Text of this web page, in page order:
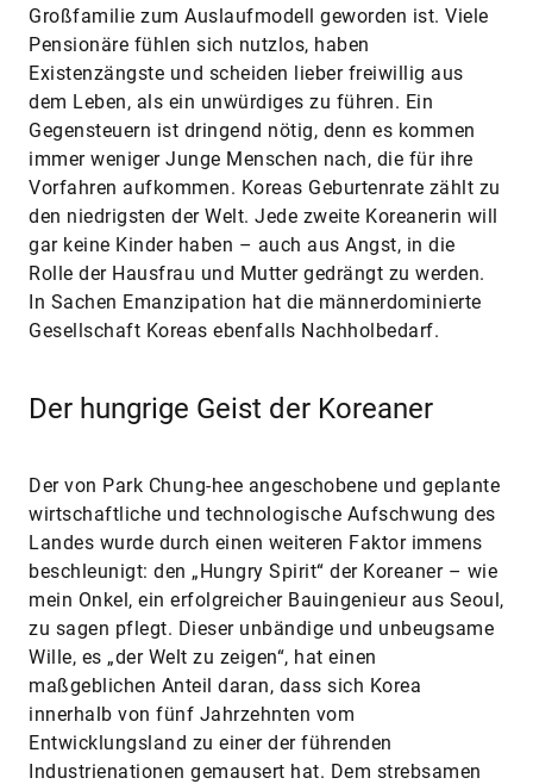
Großfamilie zum Auslaufmodell geworden ist. Viele
Pensionäre fühlen sich nutzlos, haben
Existenzängste und scheiden lieber freiwillig aus
dem Leben, als ein unwürdiges zu führen. Ein
Gegensteuern ist dringend nötig, denn es kommen
immer weniger Junge Menschen nach, die für ihre
Vorfahren aufkommen. Koreas Geburtenrate zählt zu
den niedrigsten der Welt. Jede zweite Koreanerin will
gar keine Kinder haben – auch aus Angst, in die
Rolle der Hausfrau und Mutter gedrängt zu werden.
In Sachen Emanzipation hat die männerdominierte
Gesellschaft Koreas ebenfalls Nachholbedarf.
Der hungrige Geist der Koreaner
Der von Park Chung-hee angeschobene und geplante
wirtschaftliche und technologische Aufschwung des
Landes wurde durch einen weiteren Faktor immens
beschleunigt: den „Hungry Spirit“ der Koreaner – wie
mein Onkel, ein erfolgreicher Bauingenieur aus Seoul,
zu sagen pflegt. Dieser unbändige und unbeugsame
Wille, es „der Welt zu zeigen“, hat einen
maßgeblichen Anteil daran, dass sich Korea
innerhalb von fünf Jahrzehnten vom
Entwicklungsland zu einer der führenden
Industrienationen gemausert hat. Dem strebsamen